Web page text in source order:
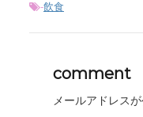
-飲食
comment
メールアドレス